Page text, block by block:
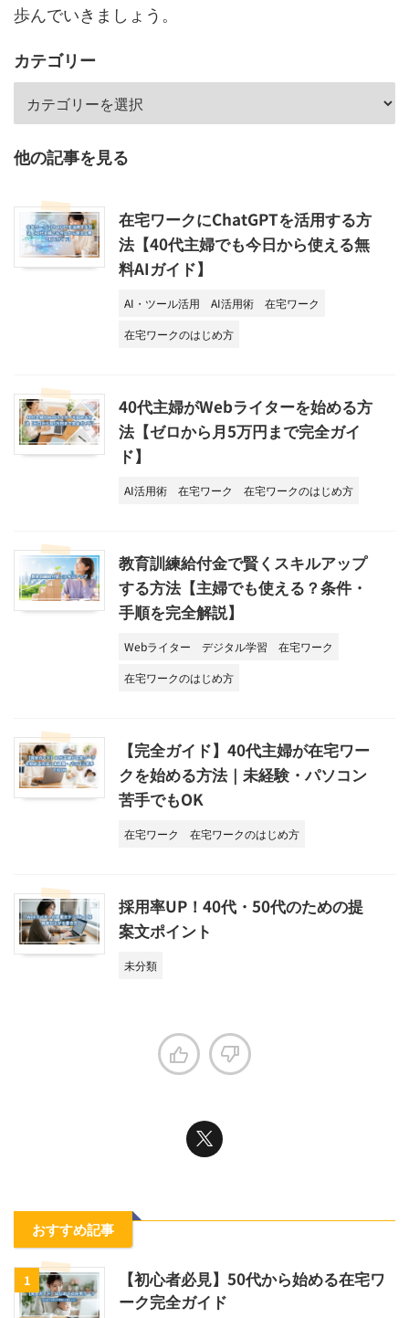
歩んでいきましょう。
カテゴリー
他の記事を見る
在宅ワークにChatGPTを活用する方
法【40代主婦でも今日から使える無
料AIガイド】
AI・ツール活用 AI活用術
在宅ワーク
在宅ワークのはじめ方
40代主婦がWebライターを始める方
法【ゼロから月5万円まで完全ガイ
ド】
AI活用術 在宅ワーク 在宅ワークのはじめ方
教育訓練給付金で賢くスキルアップ
する方法【主婦でも使える？条件・
手順を完全解説】
Webライター デジタル学習
在宅ワーク
在宅ワークのはじめ方
【完全ガイド】40代主婦が在宅ワー
クを始める方法｜未経験・パソコン
苦手でもOK
在宅ワーク 在宅ワークのはじめ方
採用率UP！40代・50代のための提
案文ポイント
未分類
おすすめ記事
1
【初心者必見】50代から始める在宅ワ
ーク完全ガイド